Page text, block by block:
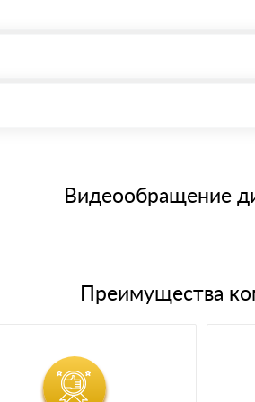
банковским картам
Видеообращение
Преимущества